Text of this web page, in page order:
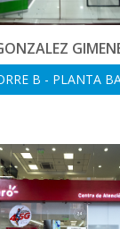
B - PLANTA